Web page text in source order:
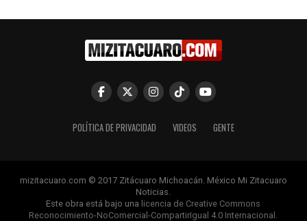
sexual infantil en Zitácuaro
con alta demanda laboral en Lázaro Cárdenas
POLÍTICA DE PRIVACIDAD VIDEOS GENTE
mizitacuaro.com © 2017 Zitácuaro Michoacán. México Mi Zitacuaro
Noticias.
Este obra está bajo una licencia de Creative Commons
Reconocimiento-NoComercial-CompartirIgual 4.0 Internacional .